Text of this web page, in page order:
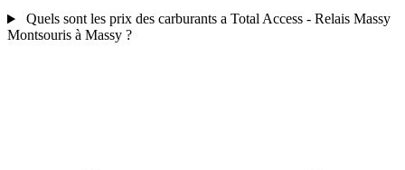
Quels sont les prix des carburants a Total Access - Relais Massy
Montsouris à Massy ?